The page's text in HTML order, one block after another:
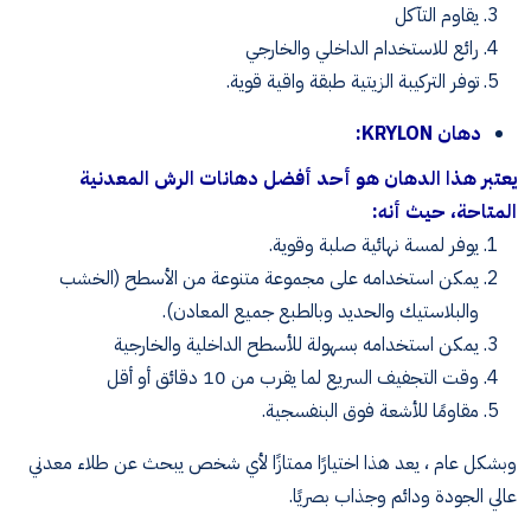
يقاوم التآكل
رائع للاستخدام الداخلي والخارجي
توفر التركيبة الزيتية طبقة واقية قوية.
دهان KRYLON:
يعتبر هذا الدهان هو أحد أفضل دهانات الرش المعدنية
المتاحة، حيث أنه:
يوفر لمسة نهائية صلبة وقوية.
يمكن استخدامه على مجموعة متنوعة من الأسطح (الخشب
والبلاستيك والحديد وبالطبع جميع المعادن).
يمكن استخدامه بسهولة للأسطح الداخلية والخارجية
وقت التجفيف السريع لما يقرب من 10 دقائق أو أقل
مقاومًا للأشعة فوق البنفسجية.
وبشكل عام ، يعد هذا اختيارًا ممتازًا لأي شخص يبحث عن طلاء معدني
عالي الجودة ودائم وجذاب بصريًا.